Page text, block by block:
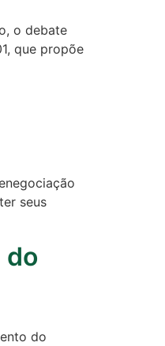
o debate
que propõe
seus
do
do